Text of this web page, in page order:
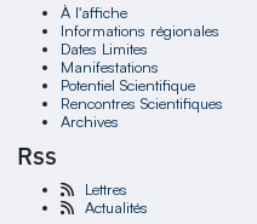
À l'affiche
Informations régionales
Dates Limites
Manifestations
Potentiel Scientifique
Rencontres Scientifiques
Archives
Rss
Lettres
Actualités